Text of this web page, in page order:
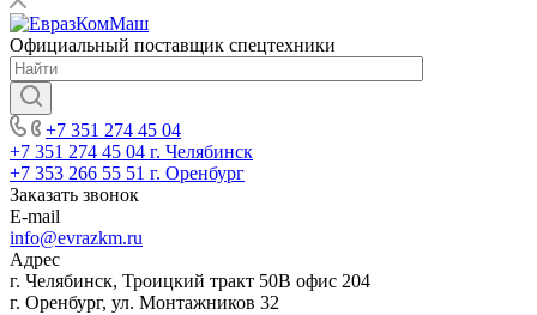
Официальный поставщик спецтехники
+7 351 274 45 04
+7 351 274 45 04 г. Челябинск
+7 353 266 55 51 г. Оренбург
Заказать звонок
E-mail
info@evrazkm.ru
Адрес
г. Челябинск, Троицкий тракт 50В офис 204
г. Оренбург, ул. Монтажников 32